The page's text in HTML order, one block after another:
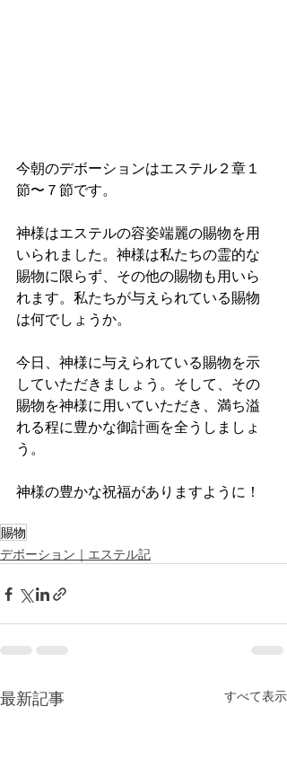
今朝のデボーションはエステル２章１
節〜７節です。
神様はエステルの容姿端麗の賜物を用
いられました。神様は私たちの霊的な
賜物に限らず、その他の賜物も用いら
れます。私たちが与えられている賜物
は何でしょうか。
今日、神様に与えられている賜物を示
していただきましょう。そして、その
賜物を神様に用いていただき、満ち溢
れる程に豊かな御計画を全うしましょ
う。
神様の豊かな祝福がありますように！
賜物
デボーション｜エステル記
最新記事 すべて表示